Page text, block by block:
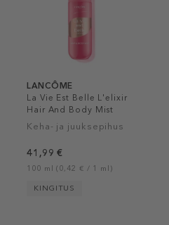
LANCÔME
La Vie Est Belle L'elixir
Hair And Body Mist
Keha- ja juuksepihus
41,99 €
100 ml (0,42 € / 1 ml)
KINGITUS